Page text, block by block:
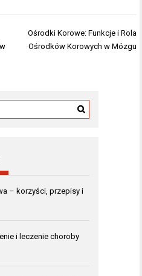
Ośrodki Korowe: Funkcje i Rola
Ośrodków Korowych w Mózgu
– korzyści, przepisy i
i leczenie choroby